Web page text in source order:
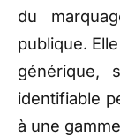
du
publique.
générique,
identifiable
à une